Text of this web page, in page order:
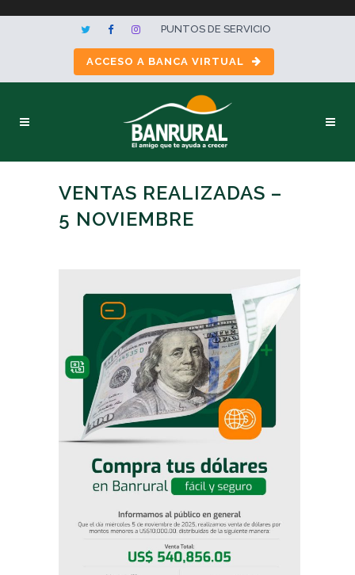
PUNTOS DE SERVICIO
ACCESO A BANCA VIRTUAL
VENTAS REALIZADAS –
5 NOVIEMBRE